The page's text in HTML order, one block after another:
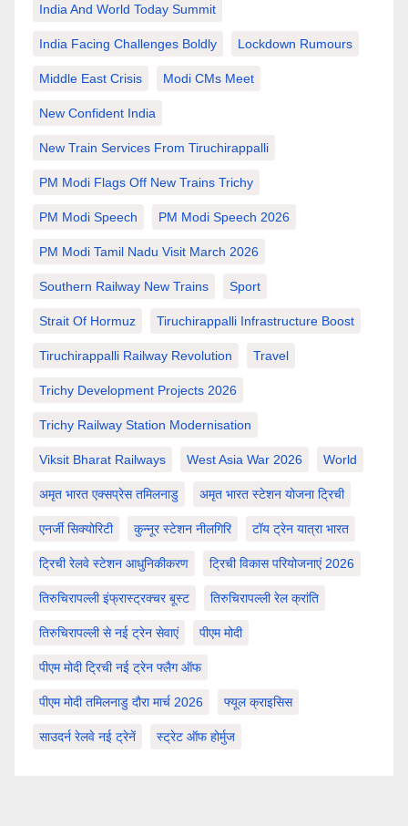
India And World Today Summit
India Facing Challenges Boldly Lockdown Rumours
Middle East Crisis Modi CMs Meet
New Confident India
New Train Services From Tiruchirappalli
PM Modi Flags Off New Trains Trichy
PM Modi Speech PM Modi Speech 2026
PM Modi Tamil Nadu Visit March 2026
Southern Railway New Trains Sport
Strait Of Hormuz Tiruchirappalli Infrastructure Boost
Tiruchirappalli Railway Revolution Travel
Trichy Development Projects 2026
Trichy Railway Station Modernisation
Viksit Bharat Railways West Asia War 2026 World
अमृत भारत एक्सप्रेस तमिलनाडु अमृत भारत स्टेशन योजना ट्रिची
एनर्जी सिक्योरिटी कुन्नूर स्टेशन नीलगिरि टॉय ट्रेन यात्रा भारत
ट्रिची रेलवे स्टेशन आधुनिकीकरण ट्रिची विकास परियोजनाएं 2026
तिरुचिरापल्ली इंफ्रास्ट्रक्चर बूस्ट तिरुचिरापल्ली रेल क्रांति
तिरुचिरापल्ली से नई ट्रेन सेवाएं पीएम मोदी
पीएम मोदी ट्रिची नई ट्रेन फ्लैग ऑफ
पीएम मोदी तमिलनाडु दौरा मार्च 2026 फ्यूल क्राइसिस
साउदर्न रेलवे नई ट्रेनें स्ट्रेट ऑफ होर्मुज